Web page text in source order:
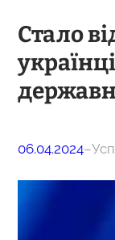
Стало
06.04.2024–